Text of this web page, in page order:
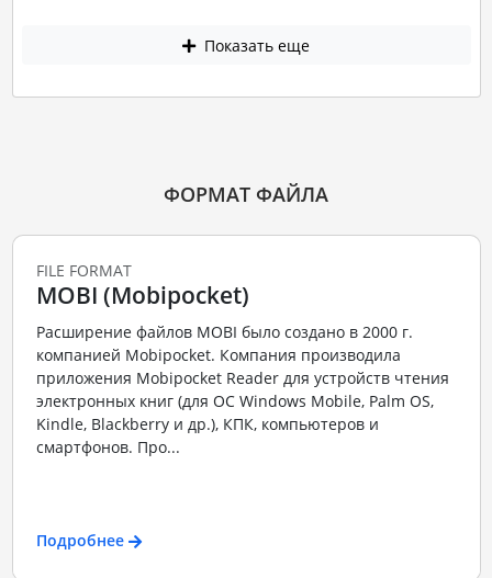
Показать еще
ФОРМАТ ФАЙЛА
FILE FORMAT
MOBI (Mobipocket)
Расширение файлов MOBI было создано в 2000 г.
компанией Mobipocket. Компания производила
приложения Mobipocket Reader для устройств чтения
электронных книг (для ОС Windows Mobile, Palm OS,
Kindle, Blackberry и др.), КПК, компьютеров и
смартфонов. Про...
Подробнее